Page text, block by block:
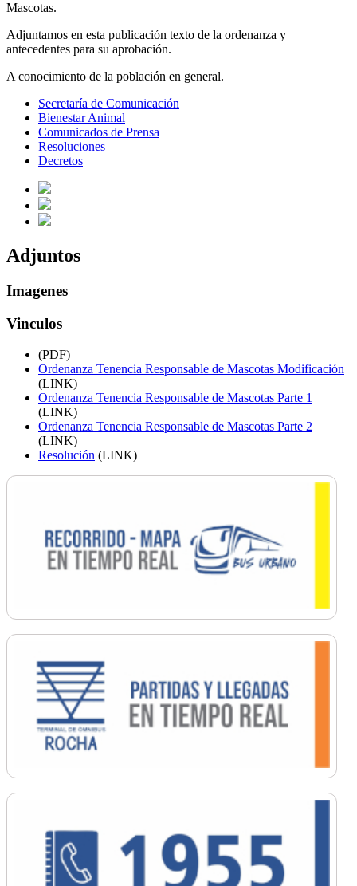
Mascotas.
Adjuntamos en esta publicación texto de la ordenanza y
antecedentes para su aprobación.
A conocimiento de la población en general.
Secretaría de Comunicación
Bienestar Animal
Comunicados de Prensa
Resoluciones
Decretos
Adjuntos
Imagenes
Vinculos
(PDF)
Ordenanza Tenencia Responsable de Mascotas Modificación
(LINK)
Ordenanza Tenencia Responsable de Mascotas Parte 1
(LINK)
Ordenanza Tenencia Responsable de Mascotas Parte 2
(LINK)
Resolución (LINK)